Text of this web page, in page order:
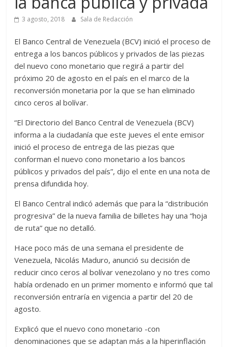
3 agosto, 2018 Sala de Redacción
El Banco Central de Venezuela (BCV) inició el proceso de
entrega a los bancos públicos y privados de las piezas
del nuevo cono monetario que regirá a partir del
próximo 20 de agosto en el país en el marco de la
reconversión monetaria por la que se han eliminado
cinco ceros al bolívar.
“El Directorio del Banco Central de Venezuela (BCV)
informa a la ciudadanía que este jueves el ente emisor
inició el proceso de entrega de las piezas que
conforman el nuevo cono monetario a los bancos
públicos y privados del país”, dijo el ente en una nota de
prensa difundida hoy.
El Banco Central indicó además que para la “distribución
progresiva” de la nueva familia de billetes hay una “hoja
de ruta” que no detalló.
Hace poco más de una semana el presidente de
Venezuela, Nicolás Maduro, anunció su decisión de
reducir cinco ceros al bolívar venezolano y no tres como
había ordenado en un primer momento e informó que tal
reconversión entraría en vigencia a partir del 20 de
agosto.
Explicó que el nuevo cono monetario -con
denominaciones que se adaptan más a la hiperinflación